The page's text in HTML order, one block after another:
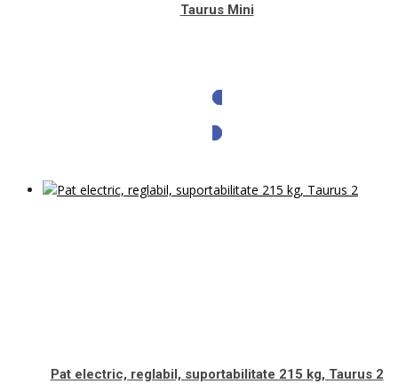
Taurus Mini
Pat electric, reglabil, suportabilitate 215 kg, Taurus 2